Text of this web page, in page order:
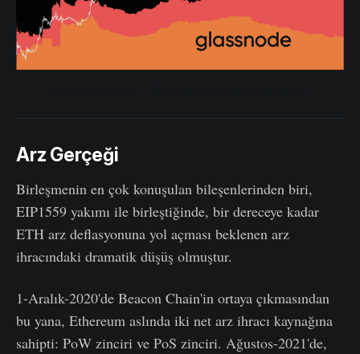
Arz Gerçeği
Birleşmenin en çok konuşulan bileşenlerinden biri,
EIP1559 yakımı ile birleştiğinde, bir dereceye kadar
ETH arz deflasyonuna yol açması beklenen arz
ihracındaki dramatik düşüş olmuştur.
1-Aralık-2020'de Beacon Chain'in ortaya çıkmasından
bu yana, Ethereum aslında iki net arz ihracı kaynağına
sahipti: PoW zinciri ve PoS zinciri. Ağustos-2021'de,